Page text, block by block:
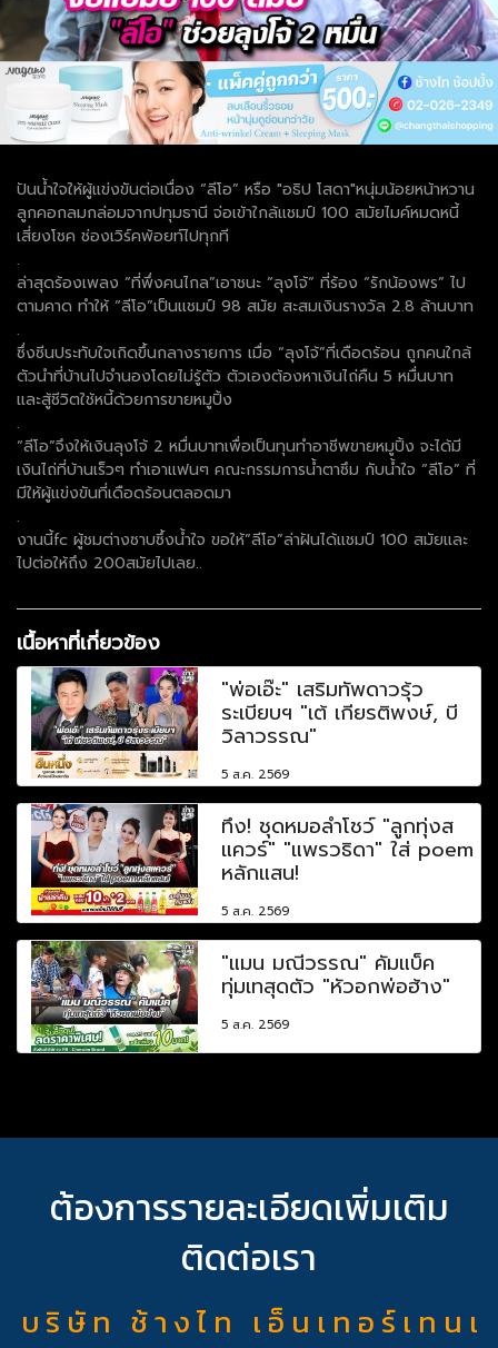
ปันน้ำใจให้ผู้แข่งขันต่อเนื่อง “ลีโอ” หรือ "อธิป โสดา"หนุ่มน้อยหน้าหวาน
ลูกคอกลมกล่อมจากปทุมธานี จ่อเข้าใกล้แชมป์ 100 สมัยไมค์หมดหนี้
เสี่ยงโชค ช่องเวิร์คพ้อยท์ไปทุกที
.
ล่าสุดร้องเพลง “ที่พึ่งคนไกล”เอาชนะ “ลุงโจ้” ที่ร้อง “รักน้องพร” ไป
ตามคาด ทำให้ “ลีโอ”เป็นแชมป์ 98 สมัย สะสมเงินรางวัล 2.8 ล้านบาท
.
ซึ่งซีนประทับใจเกิดขึ้นกลางรายการ เมื่อ “ลุงโจ้”ที่เดือดร้อน ถูกคนใกล้
ตัวนำที่บ้านไปจำนองโดยไม่รู้ตัว ตัวเองต้องหาเงินไถ่คืน 5 หมื่นบาท
และสู้ชีวิตใช้หนี้ด้วยการขายหมูปิ้ง
.
“ลีโอ”จึงให้เงินลุงโจ้ 2 หมื่นบาทเพื่อเป็นทุนทำอาชีพขายหมูปิ้ง จะได้มี
เงินไถ่ที่บ้านเร็วๆ ทำเอาแฟนๆ คณะกรรมการน้ำตาซึม กับน้ำใจ “ลีโอ” ที่
มีให้ผู้แข่งขันที่เดือดร้อนตลอดมา
.
งานนี้fc ผู้ชมต่างซาบซึ้งน้ำใจ ขอให้”ลีโอ”ล่าฝันได้แชมป์ 100 สมัยและ
ไปต่อให้ถึง 200สมัยไปเลย..
เนื้อหาที่เกี่ยวข้อง
"พ่อเอ๊ะ" เสริมทัพดาวรุ้ว
ระเบียบฯ "เต้ เกียรติพงษ์, บี
วิลาวรรณ"
5 ส.ค. 2569
ทึ่ง! ชุดหมอลำโชว์ "ลูกทุ่งส
แควร์" "แพรวธิดา" ใส่ poem
หลักแสน!
5 ส.ค. 2569
"แมน มณีวรรณ" คัมแบ็ค
ทุ่มเทสุดตัว "หัวอกพ่อฮ้าง"
5 ส.ค. 2569
ต้องการรายละเอียดเพิ่มเติม
ติดต่อเรา
บ ริ ษั ท ช้ า ง ไ ท เ อ็ น เ ท อ ร์ เ ท น เ